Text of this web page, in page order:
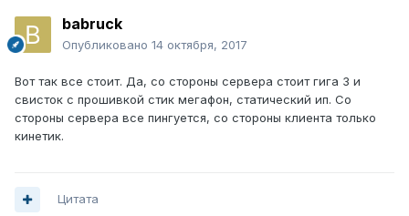
babruck
Опубликовано 14 октября, 2017
Вот так все стоит. Да, со стороны сервера стоит гига 3 и
свисток с прошивкой стик мегафон, статический ип. Со
стороны сервера все пингуется, со стороны клиента только
кинетик.
Цитата